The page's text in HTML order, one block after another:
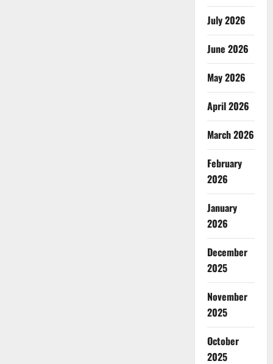
July 2026
June 2026
May 2026
April 2026
March 2026
February
2026
January
2026
December
2025
November
2025
October
2025